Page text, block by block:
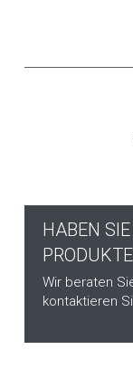
HABEN
Wir beraten
kontaktieren